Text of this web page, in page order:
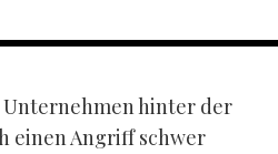
hinter der
einen Angriff schwer